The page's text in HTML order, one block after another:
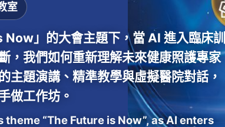
室
」的大會主題下，當 AI 進入臨床訓
，我們如何重新理解未來健康照護專家
主題演講、精準教學與虛擬醫院對話，
做工作坊。
“The Future is Now”, as AI enters